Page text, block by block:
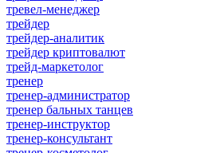
тревел-менеджер
трейдер
трейдер-аналитик
трейдер криптовалют
трейд-маркетолог
тренер
тренер-администратор
тренер бальных танцев
тренер-инструктор
тренер-консультант